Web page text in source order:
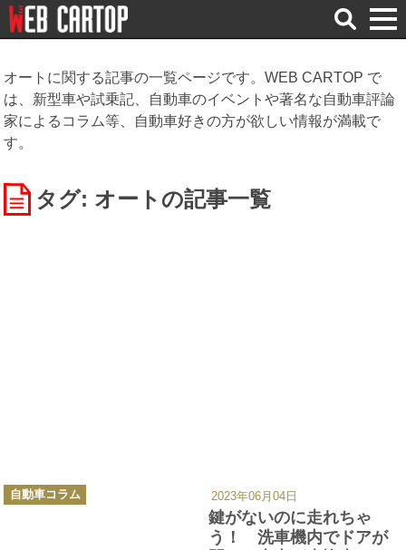
検
索
オートに関する記事の一覧ページです。WEB CARTOP で
は、新型車や試乗記、自動車のイベントや著名な自動車評論
家によるコラム等、自動車好きの方が欲しい情報が満載で
す。
タグ: オート の記事一覧
鍵がないのに走れちゃ
う！ 洗車機内でドアが
カ
テ
自動車コラム 2023年06月04日